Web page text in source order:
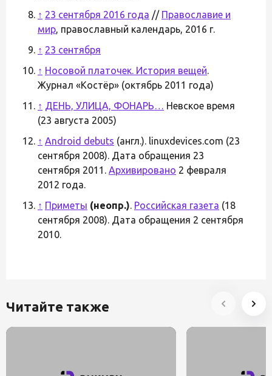
↑ 23 сентября 2016 года // Православие и
мир, православный календарь, 2016 г.
↑ 23 сентября
↑ Носовой платочек. История вещей.
Журнал «Костёр» (октябрь 2011 года)
↑ ДЕНЬ, УЛИЦА, ФОНАРЬ… Невское время
(23 августа 2005)
↑ Android debuts (англ.). linuxdevices.com (23
сентября 2008). Дата обращения 23
сентября 2011. Архивировано 2 февраля
2012 года.
↑ Приметы (неопр.). Российская газета (18
сентября 2008). Дата обращения 2 сентября
2010.
Читайте также